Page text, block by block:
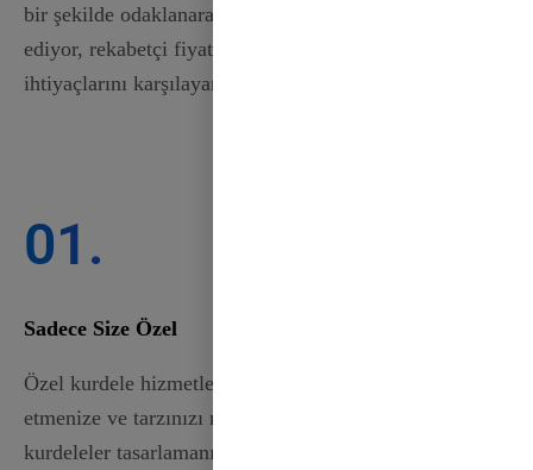
bir şekilde odaklanarak, özellikle B2B alıcılarına hitap
ediyor, rekabetçi fiyatları korurken benzersiz
ihtiyaçlarını karşılayan özel çözümler sunuyoruz.
01.
Sadece Size Özel
Özel kurdele hizmetlerimiz, yaratıcılığınızı ifade
etmenize ve tarzınızı mükemmel şekilde yansıtan
kurdeleler tasarlamanıza olanak tanır. Çok çeşitli